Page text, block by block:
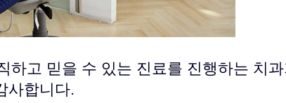
고 믿을 수 있는 진료를 진행하는 치
사합니다.